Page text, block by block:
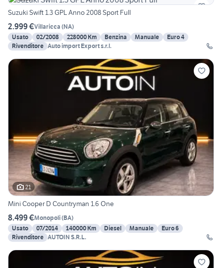
Suzuki Swift 1.3 GPL Anno 2008 Sport Full
2.999 €Villaricca (NA)
Usato
02/2008 228000 Km Benzina Manuale
Euro 4
Rivenditore Auto import Export s.r.l.
21
Mini Cooper D Countryman 1.6 One
8.499 €Monopoli(BA)
Usato
07/2014 140000 Km Diesel Manuale
Euro 6
Rivenditore AUTOIN S.R.L.